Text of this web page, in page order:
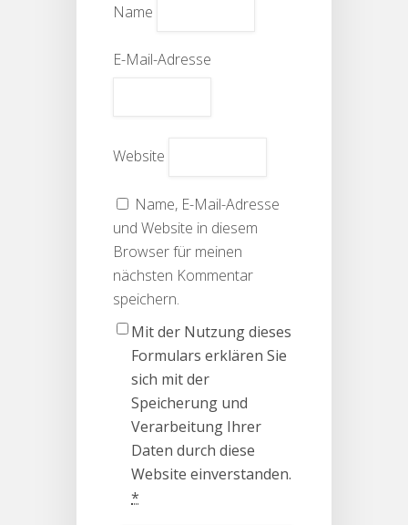
Name
E-Mail-Adresse
Website
Name, E-Mail-Adresse
und Website in diesem
Browser für meinen
nächsten Kommentar
speichern.
Mit der Nutzung dieses
Formulars erklären Sie
sich mit der
Speicherung und
Verarbeitung Ihrer
Daten durch diese
Website einverstanden.
*